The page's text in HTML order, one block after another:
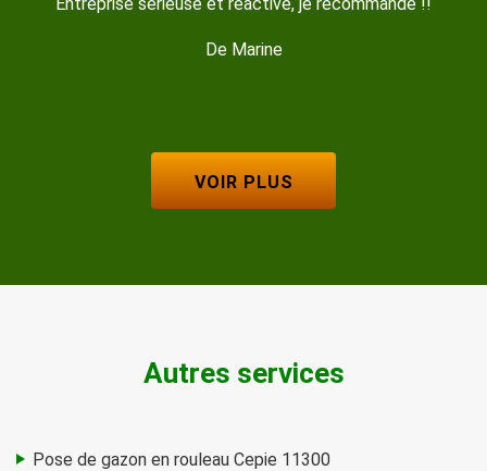
De Coquille
VOIR PLUS
Autres services
Pose de gazon en rouleau Cepie 11300